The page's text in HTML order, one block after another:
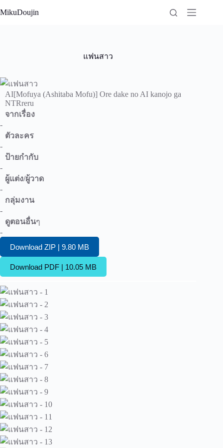
to
MikuDoujin
แฟนสาว
AI[Mofuya (Ashitaba Mofu)] Ore dake no AI kanojo ga
NTRreru
จากเรื่อง
-
ตัวละคร
-
ป้ายกำกับ
-
ผู้แต่ง/ผู้วาด
-
กลุ่มงาน
-
ดูตอนอื่นๆ
-
Download ZIP | 9.80 MB
Download PDF | 10.05 MB